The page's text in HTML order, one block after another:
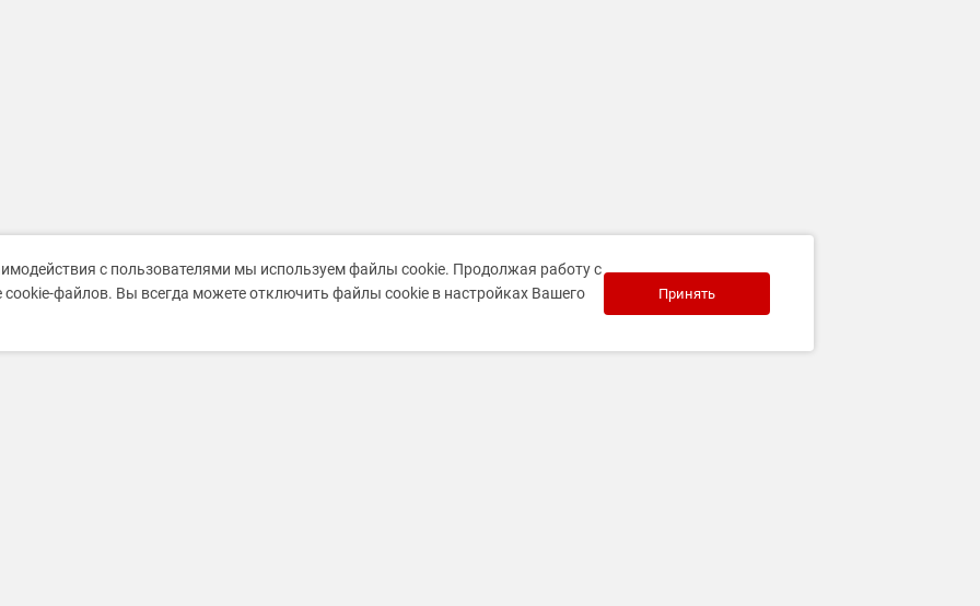
с пользователями мы используем файлы cookie. Продолжая работу с
файлов. Вы всегда можете отключить файлы cookie в настройках Вашего
Принять